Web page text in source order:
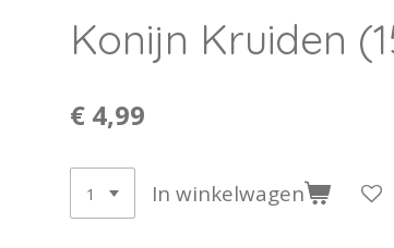
Konijn Kruiden
€ 4,99
In winkelwagen